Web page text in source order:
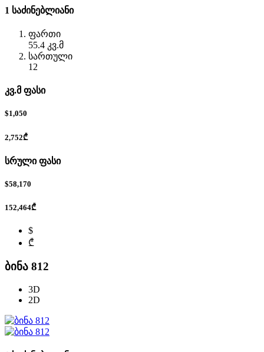
1 საძინებლიანი
ფართი
55.4 კვ.მ
სართული
12
კვ.მ ფასი
$1,050
2,752₾
სრული ფასი
$58,170
152,464₾
$
₾
ბინა 812
3D
2D